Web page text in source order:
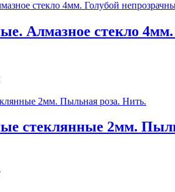
Алмазное стекло
стеклянные 2мм.